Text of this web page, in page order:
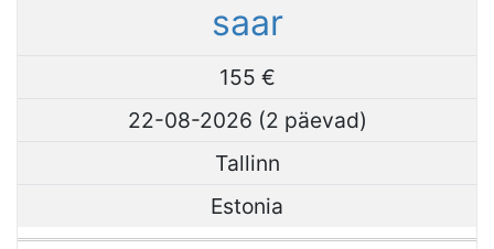
saar
155 €
22-08-2026 (2 päevad)
Tallinn
Estonia